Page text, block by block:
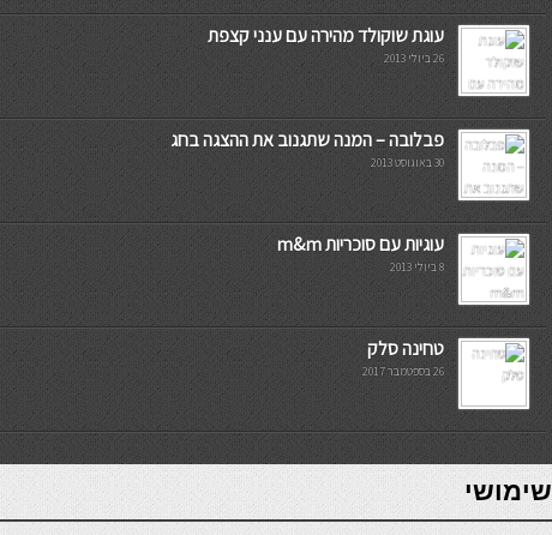
עוגת שוקולד מהירה עם ענני קצפת
26 ביולי 2013
פבלובה – המנה שתגנוב את ההצגה בחג
30 באוגוסט 2013
עוגיות עם סוכריות m&m
8 ביולי 2013
טחינה סלק
26 בספטמבר 2017
7slots
seriöse online casinos österreich
שימושי